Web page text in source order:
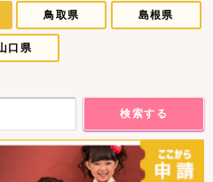
鳥取県 島根県
口県
検索する